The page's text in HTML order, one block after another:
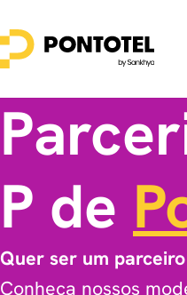
P de
Quer ser um
Conheça nossos